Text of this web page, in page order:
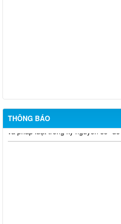
THÔNG BÁO
phát động tham gia cuộc thi trực
và pháp luật trong kỷ nguyên số" do